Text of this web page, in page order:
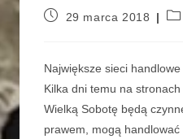
29 marca 2018
Największe sieci
Kilka dni temu na
Wielką Sobotę będą
prawem, mogą